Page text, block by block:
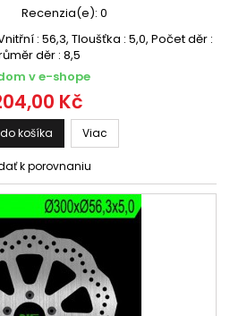
Recenzia(e): 0
: 56,3, Tloušťka : 5,0, Počet děr :
děr : 8,5
v e-shope
Kč
košíka Viac
k porovnaniu